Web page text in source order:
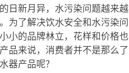
日新月异，水污染问题越来
为了解决饮水安全和水污染
小的品牌林立，花样和价格
品来说，消费者并不是那么
器产品呢?